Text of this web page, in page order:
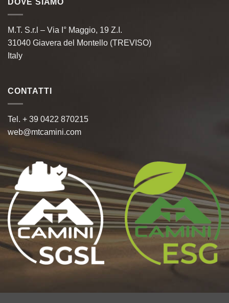
DOVE SIAMO
M.T. S.r.l – Via I° Maggio, 19 Z.I.
31040 Giavera del Montello (TREVISO)
Italy
CONTATTI
Tel. + 39 0422 870215
web@mtcamini.com